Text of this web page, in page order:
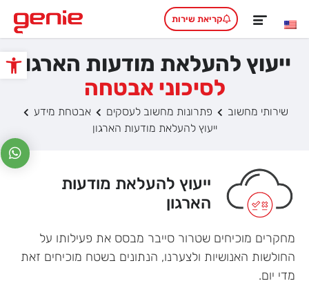
פתח
קריאת שירות
ייעוץ להעלאת מודעות הארגון
לסיכוני אבטחה
שירותי מחשוב פתרונות מחשוב לעסקים
אבטחת מידע
ייעוץ להעלאת מודעות הארגון
ייעוץ להעלאת מודעות
הארגון
מחקרים מוכיחים שטרור סייבר מבסס את פעילותו על
החולשות האנושיות ולצערנו, הנתונים בשטח מוכיחים זאת
מדי יום.